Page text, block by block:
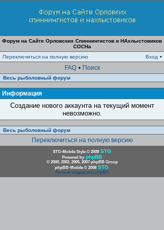
Форум на Сайте Орловских Спиннингистов и НАхлыстовиков
СОСНа
Переключиться на полную версию
Вход •
FAQ • Поиск
Весь рыболовный форум
Информация
Создание нового аккаунта на текущий момент
невозможно.
Весь рыболовный форум
Переключиться на полную версию
STG-Mobile Style © 2008 STG
Powered by phpBB
© 2000, 2002, 2005, 2007 phpBB Group
phpBB-Mobile © 2008 STG
Русская поддержка phpBB